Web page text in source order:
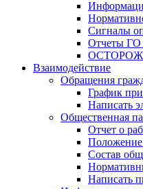
Сигналы
Отчеты
Взаимодействие
Обращения
График
Написать
Общественная
Отчет о
Положение
Состав
Написать